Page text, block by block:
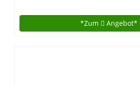
*Zum Angebot*